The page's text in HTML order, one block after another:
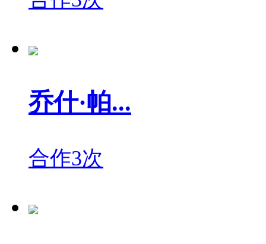
乔什·帕...
合作3次